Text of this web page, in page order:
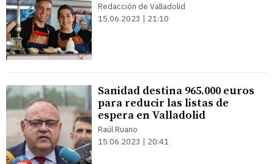
Redacción de Valladolid
15.06.2023 | 21:10
Sanidad destina 965.000 euros
para reducir las listas de
espera en Valladolid
Raúl Ruano
15.06.2023 | 20:41